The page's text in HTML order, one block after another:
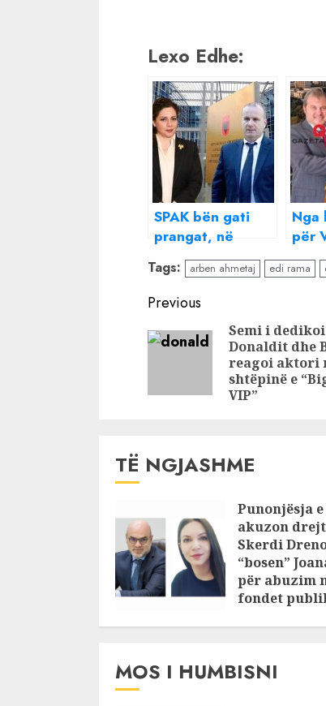
Lexo Edhe:
SPAK bën gati
prangat, në
shënjestër
strategjikët Olta
Xhaçka dhe Artan
Gaçi? Çfarë tha
Rama sot për
Jorgo Goron
Nga
për
pse
Tags: arben ahmetaj edi rama
Continue
Reading
Previous
Semi i
Donaldit dhe
reagoi aktori
shtëpinë e
VIP”
TË NGJASHME
Punonjësja
akuzon
Skerdi
“bosen”
për abuzim
fondet
MOS I HUMBISNI